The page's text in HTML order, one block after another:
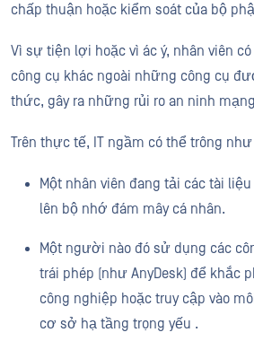
chấp thuận hoặc kiểm soát của bộ
Vì sự tiện lợi hoặc vì ác ý, nhân viên
công cụ khác ngoài những công cụ
thức, gây ra những rủi ro an ninh
Trên thực tế, IT ngầm có thể trông như
Một nhân viên đang tải các tài
lên bộ nhớ đám mây cá nhân.
Một người nào đó sử dụng các
trái phép (như AnyDesk) để khắc
công nghiệp hoặc truy cập vào
cơ sở hạ tầng trọng yếu .